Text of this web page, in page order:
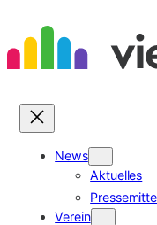
Inhalt
springen
News
Aktuelles
Verein